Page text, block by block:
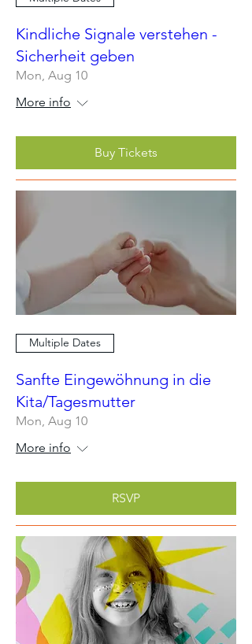
Kindliche Signale verstehen -
Sicherheit geben
Mon, Aug 10
More info
Buy Tickets
Multiple Dates
Sanfte Eingewöhnung in die
Kita/Tagesmutter
Mon, Aug 10
More info
RSVP